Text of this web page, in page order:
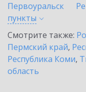
Первоуральск
пункты
Смотрите также:
Пермский край,
Республика Коми,
область